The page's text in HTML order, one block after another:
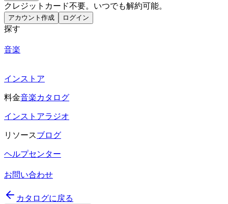
クレジットカード不要。いつでも解約可能。
アカウント作成 ログイン
探す
音楽
インストア
料金音楽カタログ
インストアラジオ
リソースブログ
ヘルプセンター
お問い合わせ
カタログに戻る